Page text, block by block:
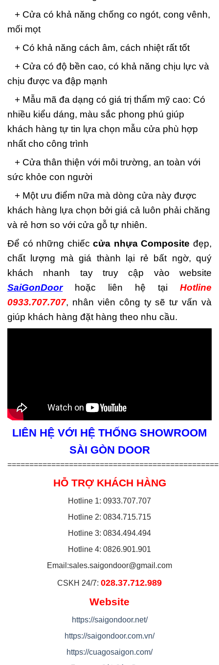
+ Cửa có khả năng chống co ngót, cong vênh,
mối mọt
+ Có khả năng cách âm, cách nhiệt rất tốt
+ Cửa có độ bền cao, có khả năng chịu lực và
chịu được va đập mạnh
+ Mẫu mã đa dạng có giá trị thẩm mỹ cao: Có
nhiều kiểu dáng, màu sắc phong phú giúp
khách hàng tự tin lựa chọn mẫu cửa phù hợp
nhất cho công trình
+ Cửa thân thiện với môi trường, an toàn với
sức khỏe con người
+ Một ưu điểm nữa mà dòng cửa này được
khách hàng lựa chọn bởi giá cả luôn phải chăng
và rẻ hơn so với cửa gỗ tự nhiên.
Để có những chiếccửa nhựa Composite đẹp,
chất lượng mà giá thành lại rẻ bất ngờ, quý
khách nhanh tay truy cập vào website
SaiGonDoorhoặc liên hệ tại Hotline
0933.707.707, nhân viên công ty sẽ tư vấn và
giúp khách hàng đặt hàng theo nhu cầu.
LIÊN HỆ VỚI HỆ THỐNG SHOWROOM
SÀI GÒN DOOR
================================================
HỖ TRỢ KHÁCH HÀNG
Hotline 1: 0933.707.707
Hotline 2: 0834.715.715
Hotline 3: 0834.494.494
Hotline 4: 0826.901.901
Email:sales.saigondoor@gmail.com
CSKH 24/7: 028.37.712.989
Website
https://saigondoor.net/
https://saigondoor.com.vn/
https://cuagosaigon.com/